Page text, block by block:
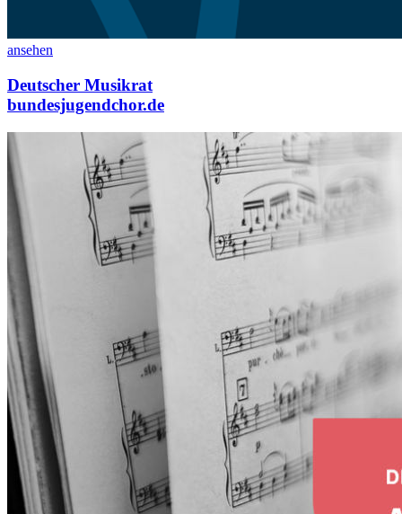
ansehen
Deutscher Musikrat
bundesjugendchor.de